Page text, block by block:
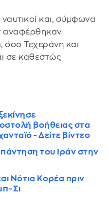
και, σύμφωνα
αναφέρθηκαν
όσο Τεχεράνη και
σε καθεστώς
βοήθειας στα
- Δείτε βίντεο
του Ιράν στην
Νότια Κορέα πριν